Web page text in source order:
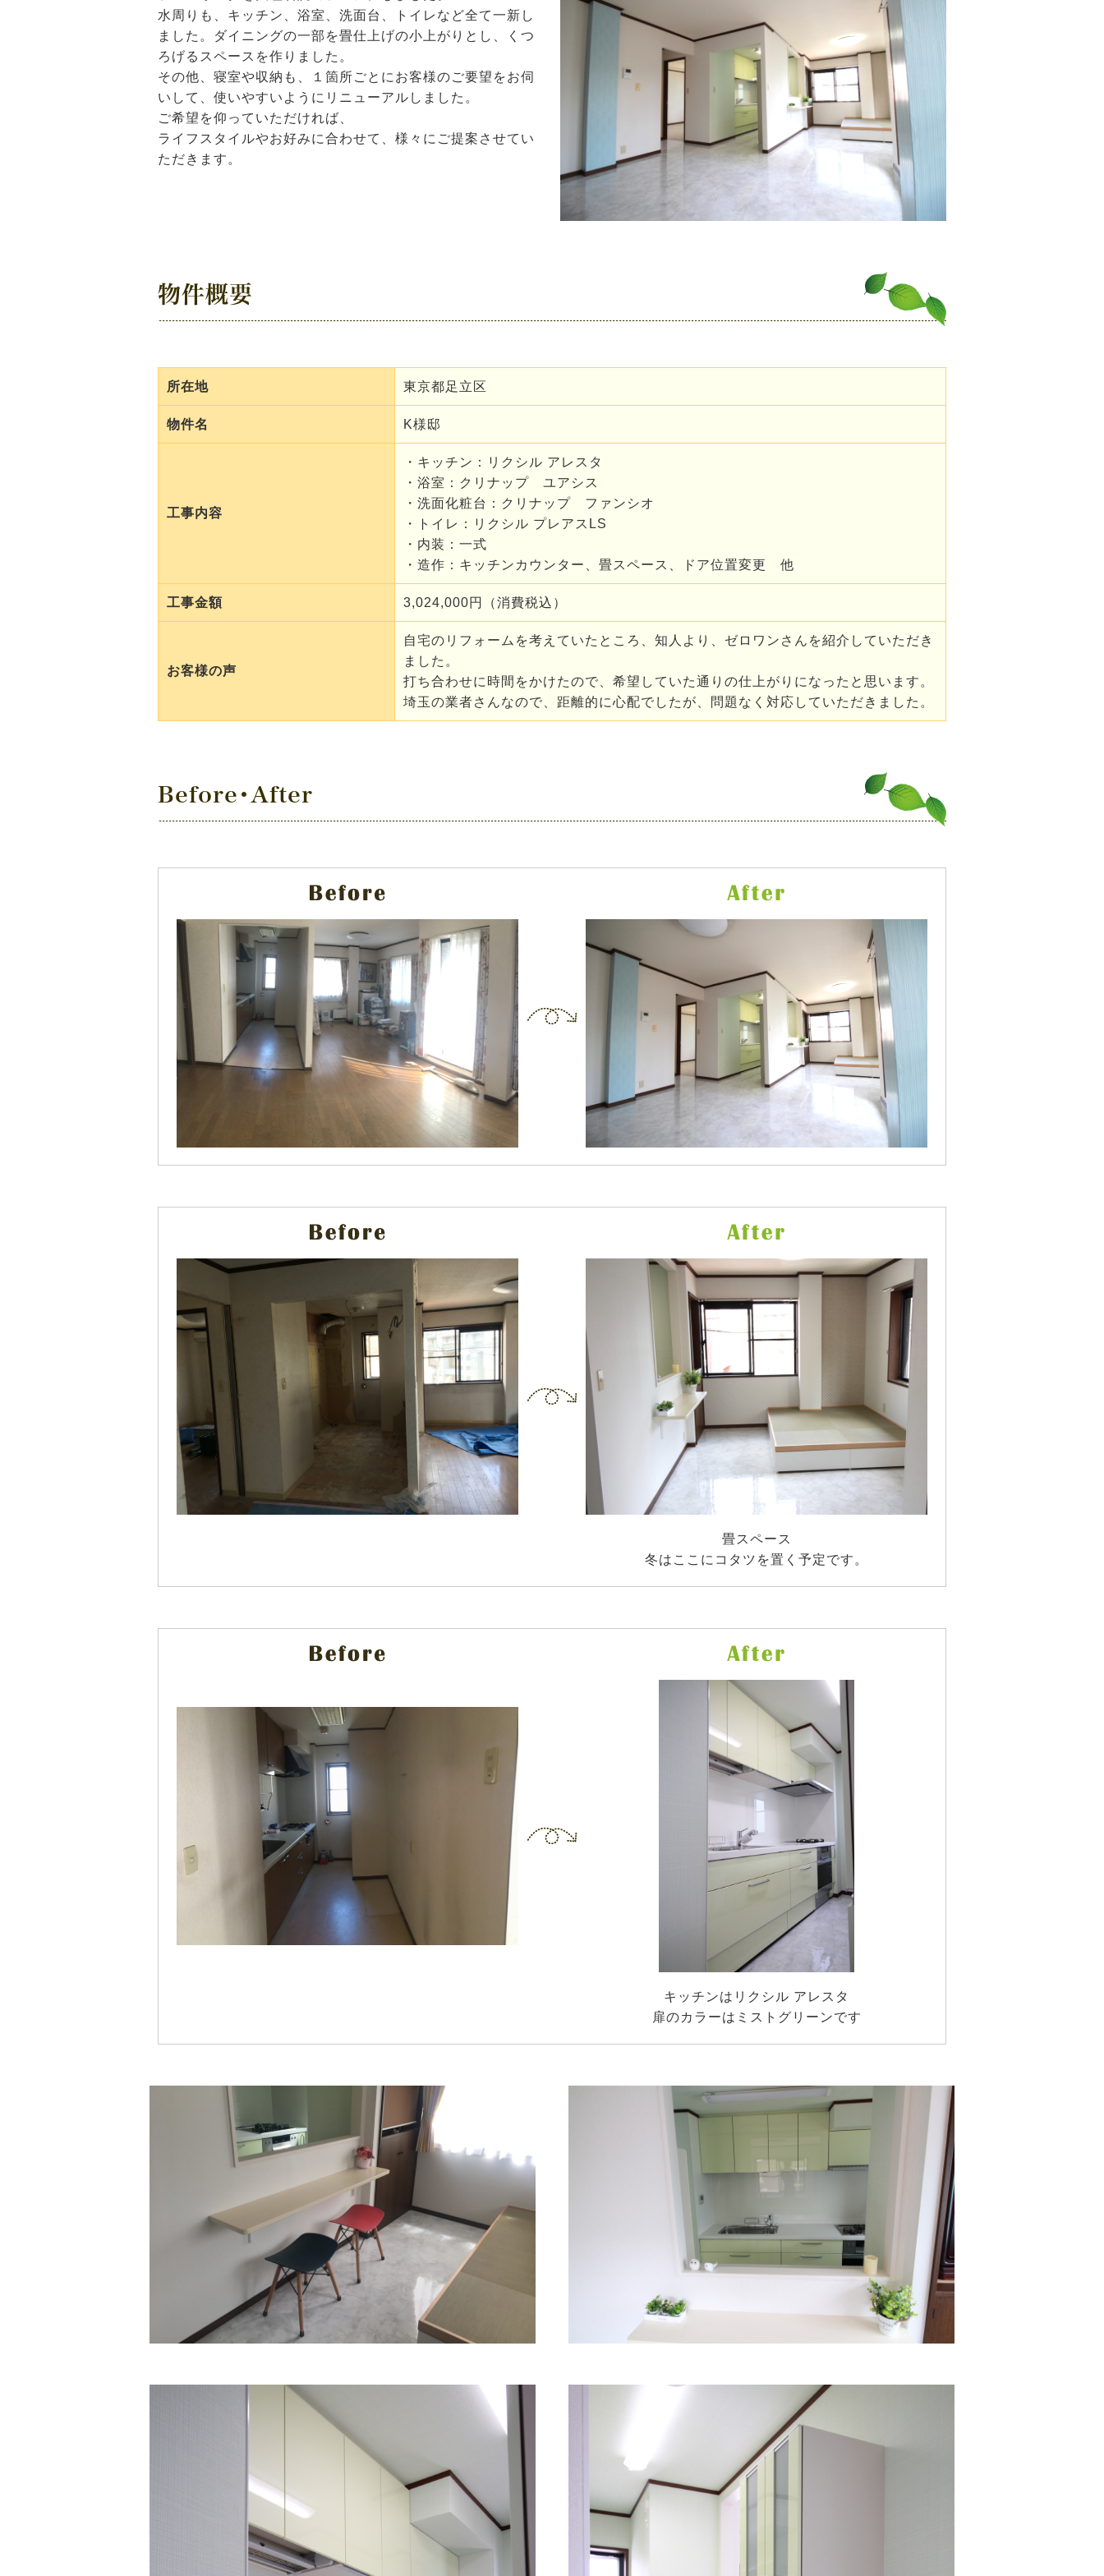
水周りも、キッチン、浴室、洗面台、トイレなど全て一新し
ました。ダイニングの一部を畳仕上げの小上がりとし、くつ
ろげるスペースを作りました。
その他、寝室や収納も、１箇所ごとにお客様のご要望をお伺
いして、使いやすいようにリニューアルしました。
ご希望を仰っていただければ、
ライフスタイルやお好みに合わせて、様々にご提案させてい
ただきます。
物件概要
所在地 東京都足立区
物件名 K様邸
工事内容
・キッチン：リクシル アレスタ
・浴室：クリナップ ユアシス
・洗面化粧台：クリナップ ファンシオ
・トイレ：リクシル プレアスLS
・内装：一式
・造作：キッチンカウンター、畳スペース、ドア位置変更 他
工事金額 3,024,000円（消費税込）
お客様の声
自宅のリフォームを考えていたところ、知人より、ゼロワンさんを紹介していただき
ました。
打ち合わせに時間をかけたので、希望していた通りの仕上がりになったと思います。
埼玉の業者さんなので、距離的に心配でしたが、問題なく対応していただきました。
Before・After
畳スペース
冬はここにコタツを置く予定です。
キッチンはリクシル アレスタ
扉のカラーはミストグリーンです